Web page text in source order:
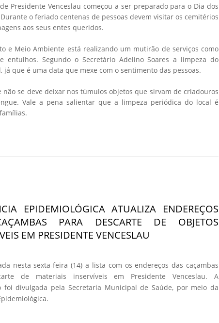
Presidente Venceslau começou a ser preparado para o Dia dos
o feriado centenas de pessoas devem visitar os cemitérios
aos seus entes queridos.
e Meio Ambiente está realizando um mutirão de serviços como
Segundo o Secretário Adelino Soares a limpeza do
que é uma data que mexe com o sentimento das pessoas.
se deve deixar nos túmulos objetos que sirvam de criadouros
Vale a pena salientar que a limpeza periódica do local é
EPIDEMIOLÓGICA ATUALIZA ENDEREÇOS
PARA DESCARTE DE OBJETOS
EM PRESIDENTE VENCESLAU
nesta sexta-feira (14) a lista com os endereços das caçambas
de materiais inservíveis em Presidente Venceslau. A
foi divulgada pela Secretaria Municipal de Saúde, por meio da